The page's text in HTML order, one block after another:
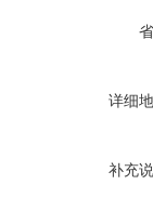
详细
补充